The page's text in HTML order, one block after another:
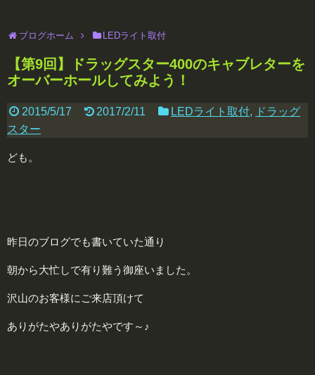
ブログホーム LEDライト取付
【第9回】ドラッグスター400のキャブレターを
オーバーホールしてみよう！
2015/5/17 2017/2/11 LEDライト取付, ドラッグ
スター
ども。
昨日のブログでも書いていた通り
朝から大忙しで有り難う御座いました。
沢山のお客様にご来店頂けて
ありがたやありがたやです～♪